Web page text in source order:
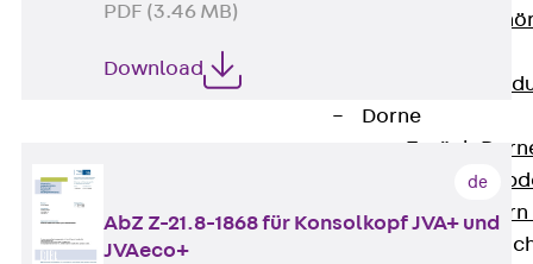
Dorne
Zurück
Querkraftdorn
PDF (3.46 MB)
Download
de
AbZ Z-21.8-1868 für Konsolkopf JVA+ und
JVAeco+